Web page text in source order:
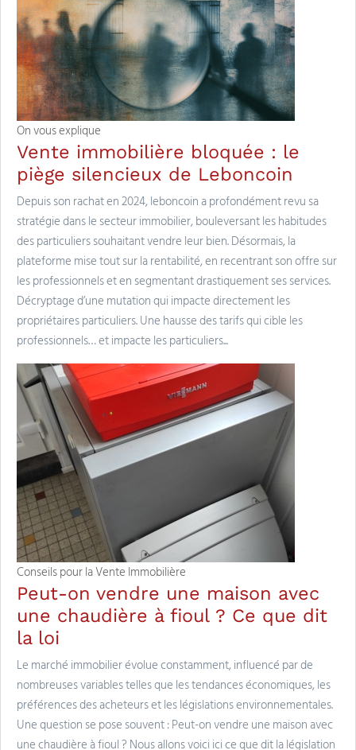
On vous explique
Vente immobilière bloquée : le
piège silencieux de Leboncoin
Depuis son rachat en 2024, leboncoin a profondément revu sa
stratégie dans le secteur immobilier, bouleversant les habitudes
des particuliers souhaitant vendre leur bien. Désormais, la
plateforme mise tout sur la rentabilité, en recentrant son offre sur
les professionnels et en segmentant drastiquement ses services.
Décryptage d’une mutation qui impacte directement les
propriétaires particuliers. Une hausse des tarifs qui cible les
professionnels… et impacte les particuliers...
Conseils pour la Vente Immobilière
Peut-on vendre une maison avec
une chaudière à fioul ? Ce que dit
la loi
Le marché immobilier évolue constamment, influencé par de
nombreuses variables telles que les tendances économiques, les
préférences des acheteurs et les législations environnementales.
Une question se pose souvent : Peut-on vendre une maison avec
une chaudière à fioul ? Nous allons voici ici ce que dit la législation